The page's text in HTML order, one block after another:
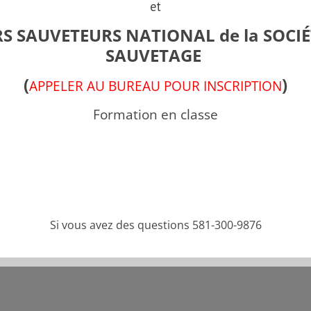
FORMATION PROGRESSION
et
SAUVETEURS NATIONAL de la
SAUVETAGE
(APPELER AU BUREAU POUR INSCRIPTION)
Formation en classe
Si vous avez des questions 581-300-9876